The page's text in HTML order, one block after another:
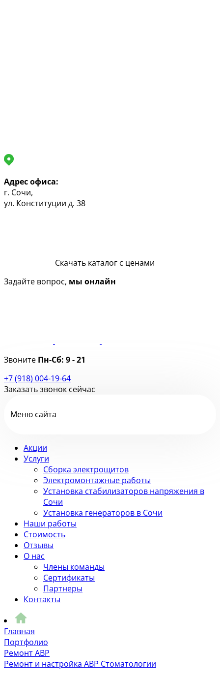
Адрес офиса:
г. Сочи,
ул. Конституции д. 38
Скачать каталог с ценами
Задайте вопрос, мы онлайн
Звоните Пн-Сб: 9 - 21
+7 (918) 004-19-64
Заказать звонок сейчас
Меню сайта
Акции
Услуги
Сборка электрощитов
Электромонтажные работы
Установка стабилизаторов напряжения в
Сочи
Установка генераторов в Сочи
Наши работы
Стоимость
Отзывы
О нас
Члены команды
Сертификаты
Партнеры
Контакты
Главная
Портфолио
Ремонт АВР
Ремонт и настройка АВР Стоматологии